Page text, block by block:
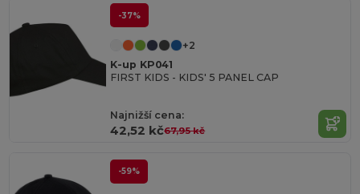
-37%
+2
K-up KP041
FIRST KIDS - KIDS' 5 PANEL CAP
Najnižší cena:
42,52 kč67,95 kč
-59%